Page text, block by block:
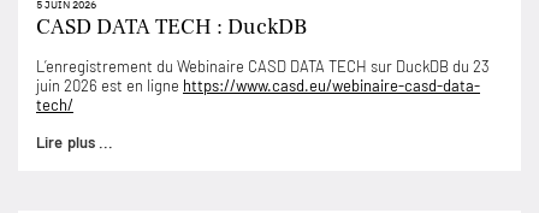
5 JUIN 2026
CASD DATA TECH : DuckDB
L’enregistrement du Webinaire CASD DATA TECH sur DuckDB du 23
juin 2026 est en ligne https://www.casd.eu/webinaire-casd-data-
tech/
Lire plus ...